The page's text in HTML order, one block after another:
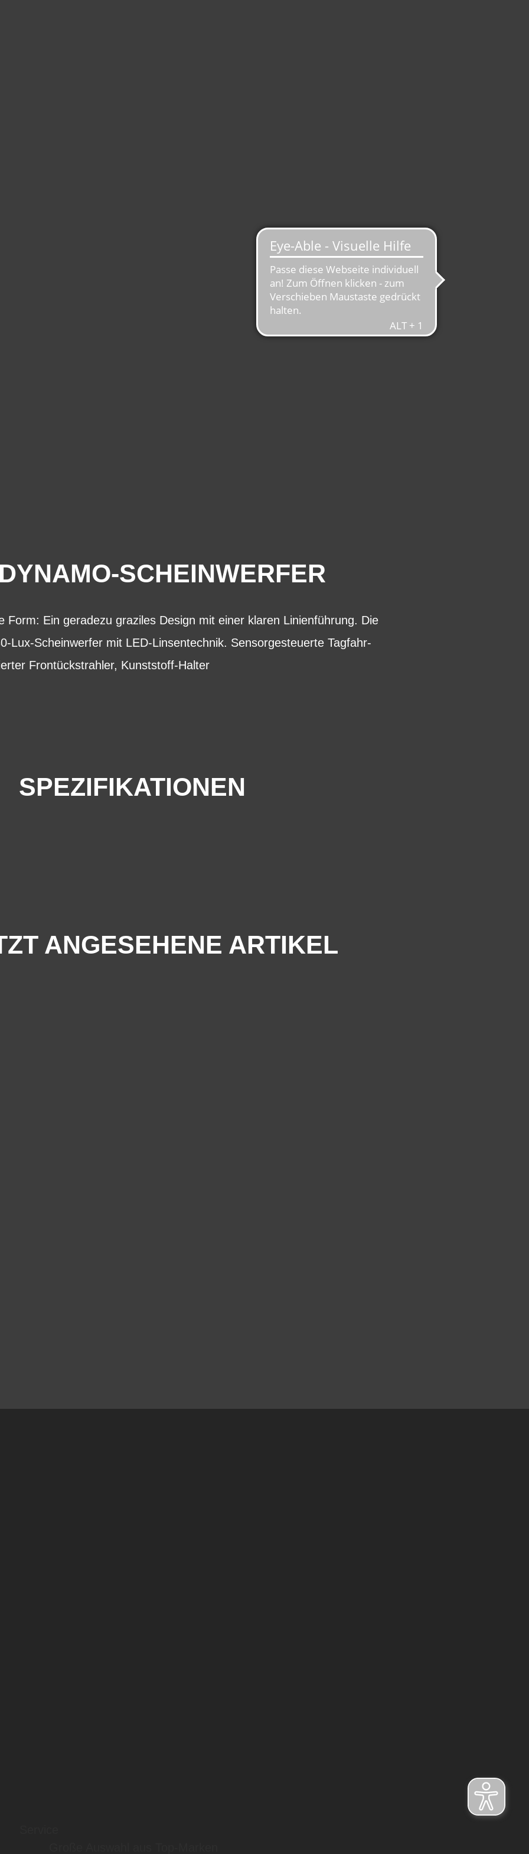
SCHEINWERFER
Form: Ein geradezu graziles Design mit einer klaren Linienführung. Die
Lux-Scheinwerfer mit LED-Linsentechnik. Sensorgesteuerte Tagfahr-
Frontückstrahler, Kunststoff-Halter
SPEZIFIKATIONEN
ANGESEHENE ARTIKEL